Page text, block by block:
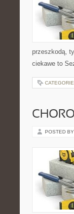
przeszkodą,
ciekawe to
POSTED